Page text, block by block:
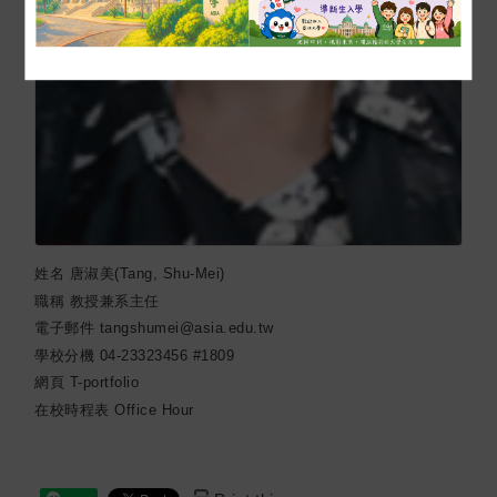
姓名 唐淑美(Tang, Shu-Mei)
職稱 教授兼系主任
電子郵件 tangshumei@asia.edu.tw
學校分機 04-23323456 #1809
網頁 T-portfolio
在校時程表 Office Hour